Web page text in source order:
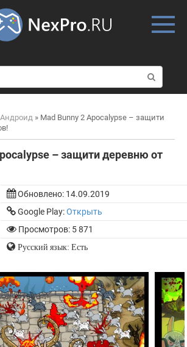
о
и
к
» Mad Bunny 2 Apocalypse – защити
– защити деревню от
Обновлено: 14.09.2019
Google Play:Открыть
Просмотров: 5 871
Русский язык: Есть